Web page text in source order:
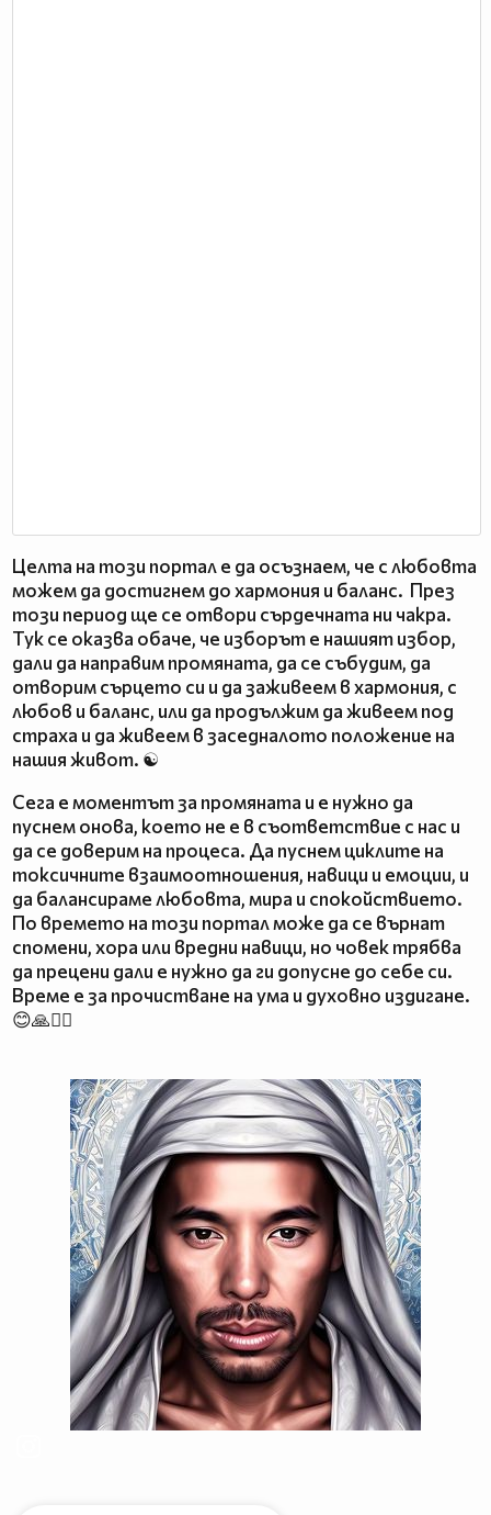
Целта на този портал е да осъзнаем, че с любовта
можем да достигнем до хармония и баланс. През
този период ще се отвори сърдечната ни чакра.
Тук се оказва обаче, че изборът е нашият избор,
дали да направим промяната, да се събудим, да
отворим сърцето си и да заживеем в хармония, с
любов и баланс, или да продължим да живеем под
страха и да живеем в заседналото положение на
нашия живот. ☯
Сега е моментът за промяната и е нужно да
пуснем онова, което не е в съответствие с нас и
да се доверим на процеса. Да пуснем циклите на
токсичните взаимоотношения, навици и емоции, и
да балансираме любовта, мира и спокойствието.
По времето на този портал може да се върнат
спомени, хора или вредни навици, но човек трябва
да прецени дали е нужно да ги допусне до себе си.
Време е за прочистване на ума и духовно издигане.
😊🙏🧘‍♂️